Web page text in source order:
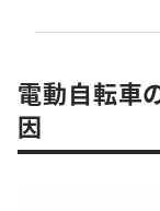
電動自転車
因